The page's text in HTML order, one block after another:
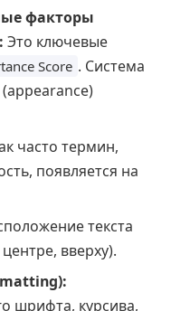
факторы
Это ключевые
Score . Система
часто термин,
появляется на
текста
вверху).
шрифта, курсива,